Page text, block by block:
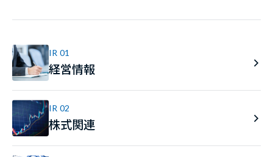
IR 01
経営情報
IR 02
株式関連